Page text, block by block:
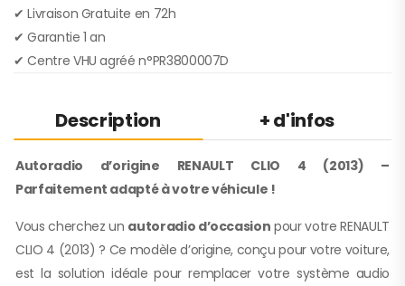
✔︎ Livraison Gratuite en 72h
✔︎ Garantie 1 an
✔︎ Centre VHU agréé n°PR3800007D
Description + d'infos
Autoradio d’origine RENAULT CLIO 4 (2013) –
Parfaitement adapté à votre véhicule !
Vous cherchez un autoradio d’occasion pour votre RENAULT
CLIO 4 (2013) ? Ce modèle d’origine, conçu pour votre voiture,
est la solution idéale pour remplacer votre système audio